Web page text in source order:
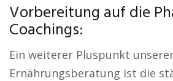
Vorbereitung auf die
Coachings:
Ein weiterer Pluspunkt
Ernährungsberatung ist die